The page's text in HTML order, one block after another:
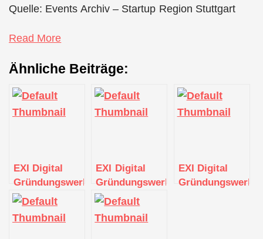
Quelle: Events Archiv – Startup Region Stuttgart
Read More
Ähnliche Beiträge:
EXI Digital
Gründungswerkstatt
EXI Digital
Gründungswerkstatt
EXI Digital